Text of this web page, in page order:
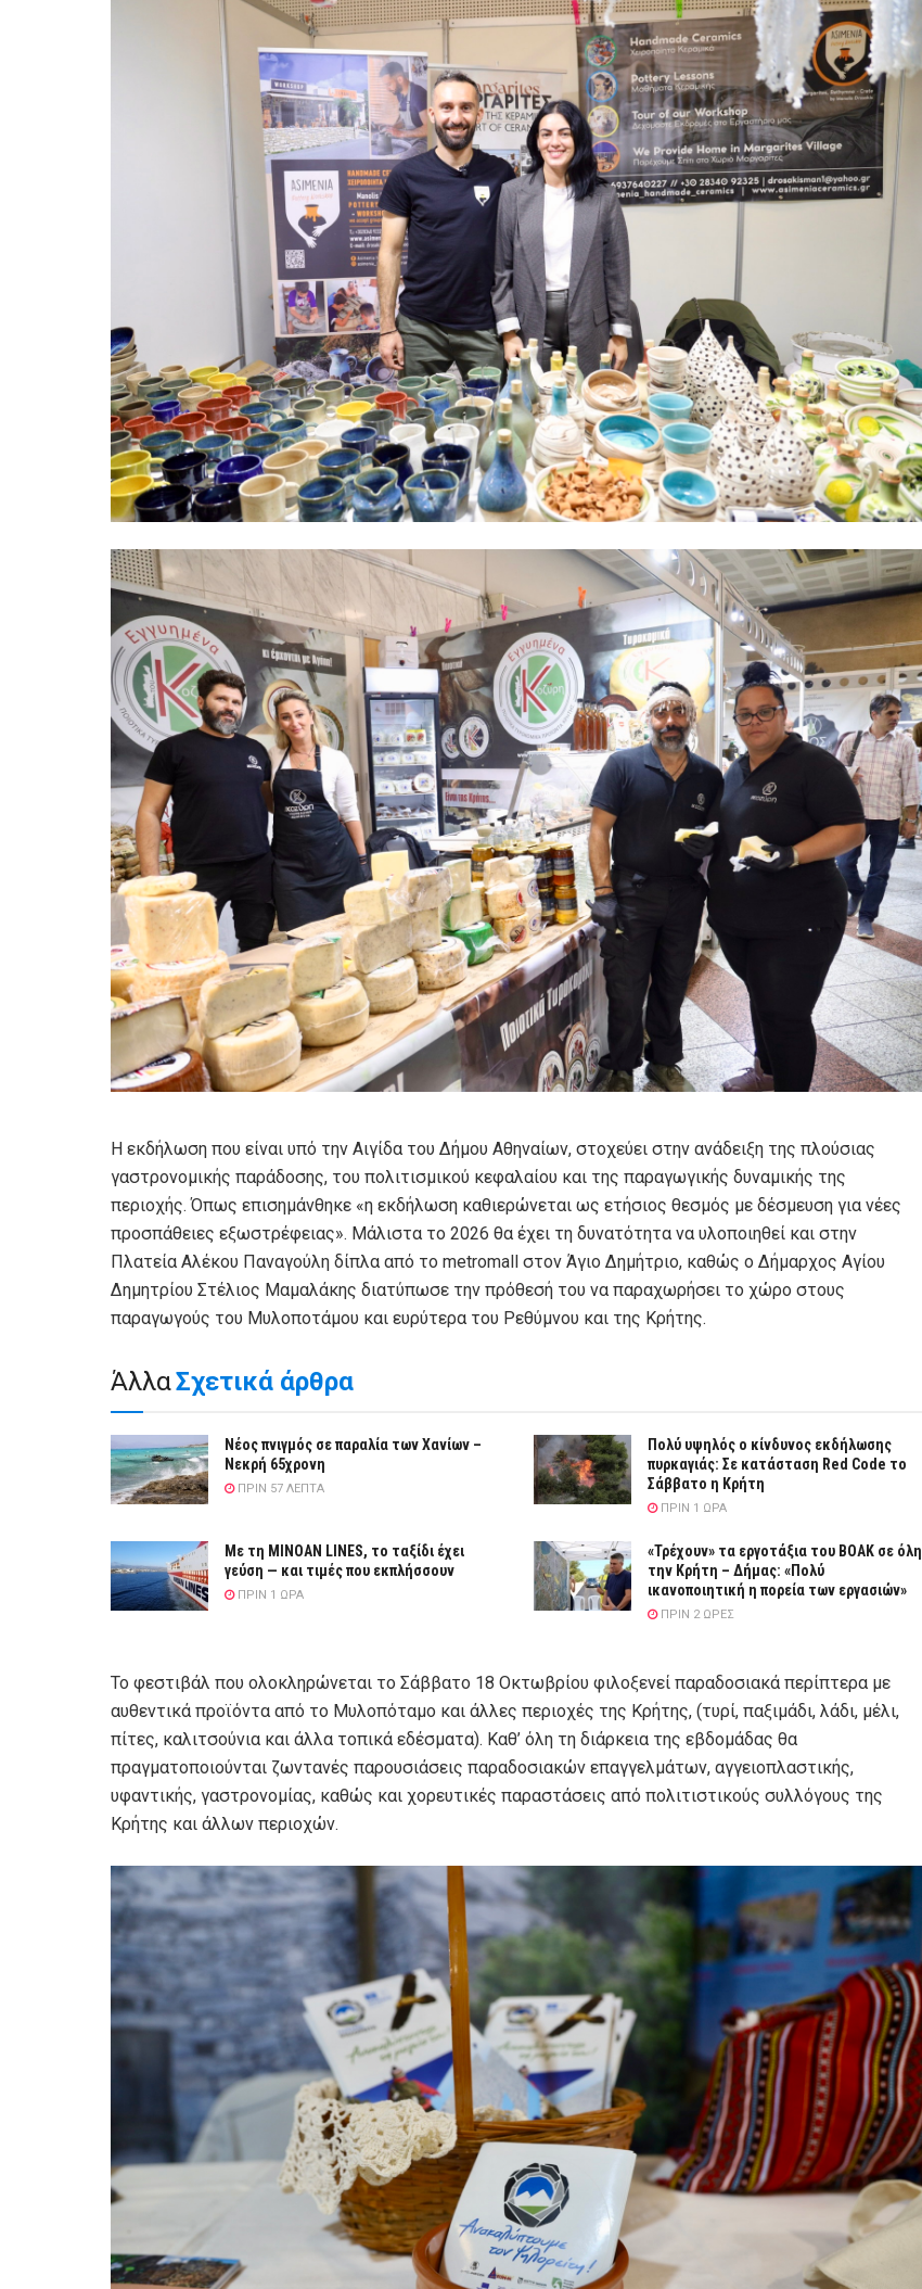
Η εκδήλωση που είναι υπό την Αιγίδα του Δήμου Αθηναίων, στοχεύει στην ανάδειξη της πλούσιας
γαστρονομικής παράδοσης, του πολιτισμικού κεφαλαίου και της παραγωγικής δυναμικής της
περιοχής. Όπως επισημάνθηκε «η εκδήλωση καθιερώνεται ως ετήσιος θεσμός με δέσμευση για νέες
προσπάθειες εξωστρέφειας». Μάλιστα το 2026 θα έχει τη δυνατότητα να υλοποιηθεί και στην
Πλατεία Αλέκου Παναγούλη δίπλα από το metromall στον Άγιο Δημήτριο, καθώς ο Δήμαρχος Αγίου
Δημητρίου Στέλιος Μαμαλάκης διατύπωσε την πρόθεσή του να παραχωρήσει το χώρο στους
παραγωγούς του Μυλοποτάμου και ευρύτερα του Ρεθύμνου και της Κρήτης.
ΆλλαΣχετικά άρθρα
Νέος πνιγμός σε παραλία των Χανίων –
Νεκρή 65χρονη
ΠΡΙΝ 57 ΛΕΠΤΆ
Πολύ υψηλός ο κίνδυνος εκδήλωσης
πυρκαγιάς: Σε κατάσταση Red Code το
Σάββατο η Κρήτη
ΠΡΙΝ 1 ΏΡΑ
Με τη MINOAN LINES, το ταξίδι έχει
γεύση — και τιμές που εκπλήσσουν
ΠΡΙΝ 1 ΏΡΑ
«Τρέχουν» τα εργοτάξια του ΒΟΑΚ σε όλη
την Κρήτη – Δήμας: «Πολύ
ικανοποιητική η πορεία των εργασιών»
ΠΡΙΝ 2 ΏΡΕΣ
Το φεστιβάλ που ολοκληρώνεται το Σάββατο 18 Οκτωβρίου φιλοξενεί παραδοσιακά περίπτερα με
αυθεντικά προϊόντα από το Μυλοπόταμο και άλλες περιοχές της Κρήτης, (τυρί, παξιμάδι, λάδι, μέλι,
πίτες, καλιτσούνια και άλλα τοπικά εδέσματα). Καθ’ όλη τη διάρκεια της εβδομάδας θα
πραγματοποιούνται ζωντανές παρουσιάσεις παραδοσιακών επαγγελμάτων, αγγειοπλαστικής,
υφαντικής, γαστρονομίας, καθώς και χορευτικές παραστάσεις από πολιτιστικούς συλλόγους της
Κρήτης και άλλων περιοχών.